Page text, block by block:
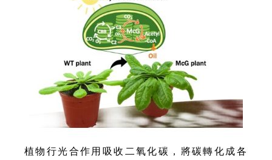
植物行光合作用吸收二氧化碳，將碳轉化成各